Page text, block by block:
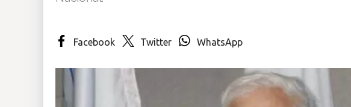
Multimedia
Facebook Twitter WhatsApp